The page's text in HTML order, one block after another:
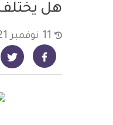
هل يختلف
شارك على فيسبوك - ديلي ميديكال انفو شارك